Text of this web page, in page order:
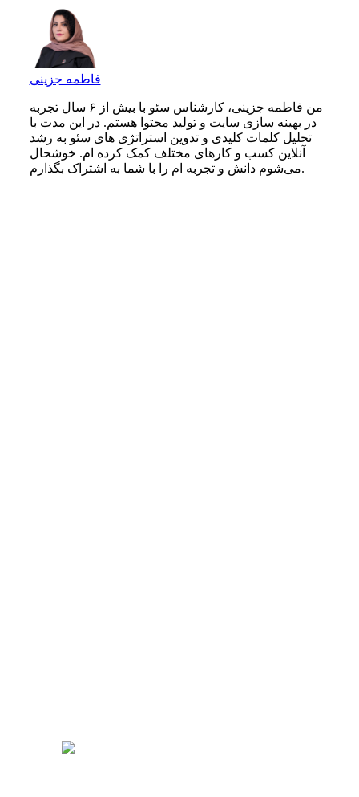
فاطمه جزینی
من فاطمه جزینی، کارشناس سئو با بیش از ۶ سال تجربه
در بهینه‌ سازی سایت و تولید محتوا هستم. در این مدت با
تحلیل کلمات کلیدی و تدوین استراتژی‌ های سئو به رشد
آنلاین کسب‌ و کارهای مختلف کمک کرده‌ ام. خوشحال
می‌شوم دانش و تجربه ام را با شما به اشتراک بگذارم.